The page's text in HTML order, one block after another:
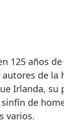
de
Irlanda,
de
varios.